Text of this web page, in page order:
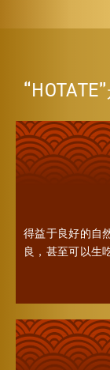
得益于良好的自
良，甚至可以生吃